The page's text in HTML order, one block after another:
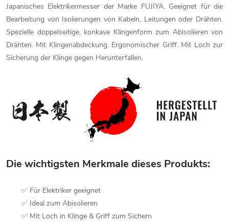
Japanisches Elektrikermesser der Marke FUJIYA. Geeignet für die
Bearbeitung von Isolierungen von Kabeln, Leitungen oder Drähten.
Spezielle doppelseitige, konkave Klingenform zum Abisolieren von
Drähten. Mit Klingenabdeckung. Ergonomischer Griff. Mit Loch zur
Sicherung der Klinge gegen Herunterfallen.
Die wichtigsten Merkmale dieses Produkts:
✅ Für Elektriker geeignet
✅ Ideal zum Abisolieren
✅ Mit Loch in Klinge & Griff zum Sichern